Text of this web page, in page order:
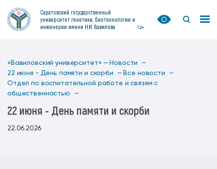
Саратовский государственный
университет генетики, биотехнологии и
инженерии имени Н.И. Вавилова
12+
«Вавиловский университет» — Новости —
22 июня - День памяти и скорби — Все новости —
Отдел по воспитательной работе и связям с
общественностью —
22 июня - День памяти и скорби
22.06.2026